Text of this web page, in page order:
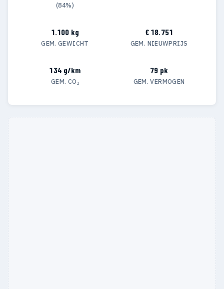
(84%)
1.100 kg
GEM. GEWICHT
€ 18.751
GEM. NIEUWPRIJS
134 g/km
GEM. CO₂
79 pk
GEM. VERMOGEN